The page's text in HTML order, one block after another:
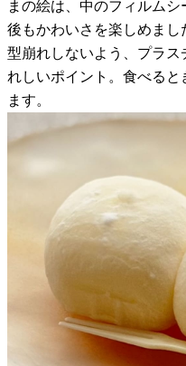
まの絵は、中のフィルム
後もかわいさを楽しめまし
型崩れしないよう、プラス
れしいポイント。食べる
ます。